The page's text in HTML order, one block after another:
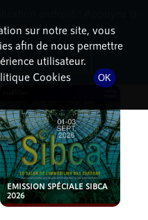
EMISSION SPÉCIALE SIBCA
2026
sur notre site, vous
afin de nous permettre
utilisateur.
Cookies
OK
l'installer.
l'application